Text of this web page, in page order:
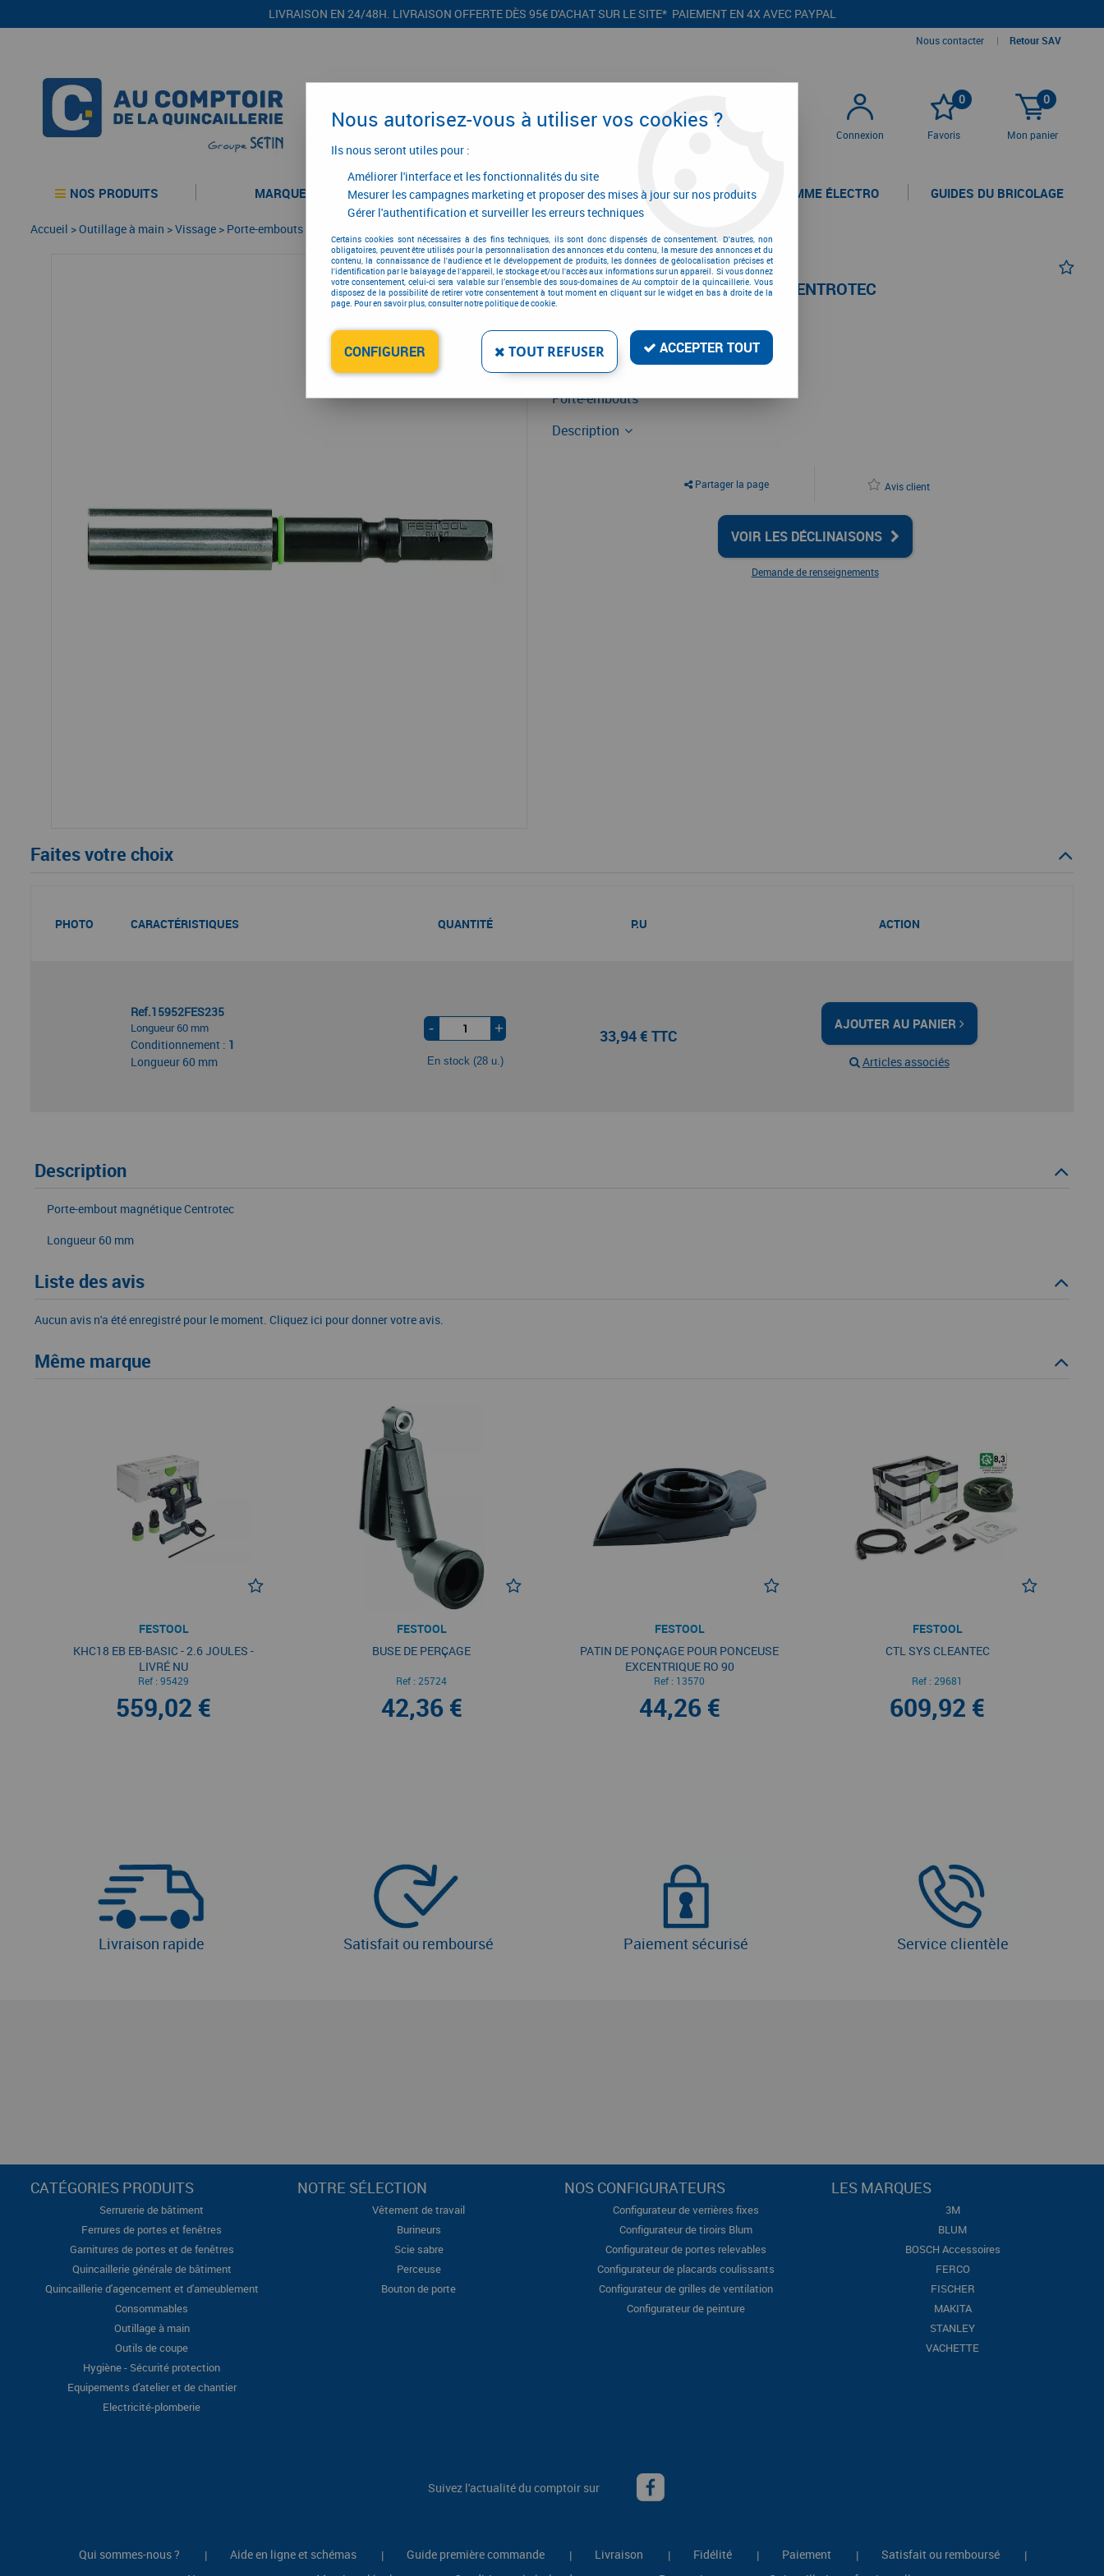
LIVRAISON EN 24/48H. LIVRAISON OFFERTE DÈS 95€ D'ACHAT SUR LE SITE* PAIEMENT EN 4X AVEC PAYPAL
Nous contacter | Retour SAV
Connexion
0
Favoris
0
Mon panier
NOS PRODUITS MARQUES CONFIGURATEURS PROMOTIONS LA GAMME ÉLECTRO GUIDES DU BRICOLAGE
Accueil >Outillage à main >Vissage > Porte-embouts
PORTE-EMBOUT MAGNÉTIQUE CENTROTEC
Réf. :
33,94 € TTC
Porte-embouts
Porte-embouts
Description
Partager la page Avis client
VOIR LES DÉCLINAISONS
Demande de renseignements
Faites votre choix
PHOTO CARACTÉRISTIQUES QUANTITÉ P.U ACTION
Ref.15952FES235
Longueur 60 mm
Conditionnement : 1
Longueur 60 mm
- +
En stock (28 u.)
33,94 € TTC
AJOUTER AU PANIER
Articles associés
Description
Porte-embout magnétique Centrotec
Longueur 60 mm
Liste des avis
Aucun avis n'a été enregistré pour le moment. Cliquez ici pour donner votre avis.
Même marque
FESTOOL
KHC18 EB EB-BASIC - 2.6 JOULES -
LIVRÉ NU
Ref : 95429
559,02 €
FESTOOL
BUSE DE PERÇAGE
Ref : 25724
42,36 €
FESTOOL
PATIN DE PONÇAGE POUR PONCEUSE
EXCENTRIQUE RO 90
Ref : 13570
44,26 €
FESTOOL
CTL SYS CLEANTEC
Ref : 29681
609,92 €
Livraison rapide Satisfait ou remboursé Paiement sécurisé Service clientèle
CATÉGORIES PRODUITS
Serrurerie de bâtiment
Ferrures de portes et fenêtres
Garnitures de portes et de fenêtres
Quincaillerie générale de bâtiment
Quincaillerie d'agencement et d'ameublement
Consommables
Outillage à main
Outils de coupe
Hygiène - Sécurité protection
Equipements d'atelier et de chantier
Electricité-plomberie
NOTRE SÉLECTION
Vêtement de travail
Burineurs
Scie sabre
Perceuse
Bouton de porte
NOS CONFIGURATEURS
Configurateur de verrières fixes
Configurateur de tiroirs Blum
Configurateur de portes relevables
Configurateur de placards coulissants
Configurateur de grilles de ventilation
Configurateur de peinture
LES MARQUES
3M
BLUM
BOSCH Accessoires
FERCO
FISCHER
MAKITA
STANLEY
VACHETTE
Suivez l'actualité du comptoir sur
Qui sommes-nous ? | Aide en ligne et schémas | Guide première commande | Livraison | Fidélité | Paiement | Satisfait ou remboursé
|
Nous autorisez-vous à utiliser vos cookies ?
Ils nous seront utiles pour :
Améliorer l'interface et les fonctionnalités du site
Mesurer les campagnes marketing et proposer des mises à jour sur nos produits
Gérer l'authentification et surveiller les erreurs techniques
Certains cookies sont nécessaires à des fins techniques, ils sont donc dispensés de consentement. D'autres, non
obligatoires, peuvent être utilisés pour la personnalisation des annonces et du contenu, la mesure des annonces et du
contenu, la connaissance de l'audience et le développement de produits, les données de géolocalisation précises et
l'identification par le balayage de l'appareil, le stockage et/ou l'accès aux informations sur un appareil. Si vous donnez
votre consentement, celui-ci sera valable sur l’ensemble des sous-domaines de Au comptoir de la quincaillerie. Vous
disposez de la possibilité de retirer votre consentement à tout moment en cliquant sur le widget en bas à droite de la
page. Pour en savoir plus, consulter notre politique de cookie.
CONFIGURER TOUT REFUSER ACCEPTER TOUT